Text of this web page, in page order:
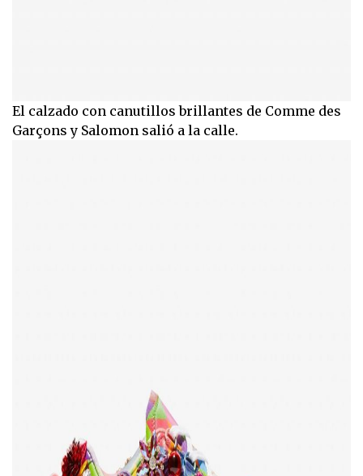
El calzado con canutillos brillantes de Comme des
Garçons y Salomon salió a la calle.